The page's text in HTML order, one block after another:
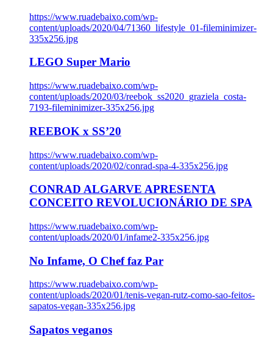
https://www.ruadebaixo.com/wp-
content/uploads/2020/04/71360_lifestyle_01-fileminimizer-
335x256.jpg
LEGO Super Mario
https://www.ruadebaixo.com/wp-
content/uploads/2020/03/reebok_ss2020_graziela_costa-
7193-fileminimizer-335x256.jpg
REEBOK x SS’20
https://www.ruadebaixo.com/wp-
content/uploads/2020/02/conrad-spa-4-335x256.jpg
CONRAD ALGARVE APRESENTA
CONCEITO REVOLUCIONÁRIO DE SPA
https://www.ruadebaixo.com/wp-
content/uploads/2020/01/infame2-335x256.jpg
No Infame, O Chef faz Par
https://www.ruadebaixo.com/wp-
content/uploads/2020/01/tenis-vegan-rutz-como-sao-feitos-
sapatos-vegan-335x256.jpg
Sapatos veganos